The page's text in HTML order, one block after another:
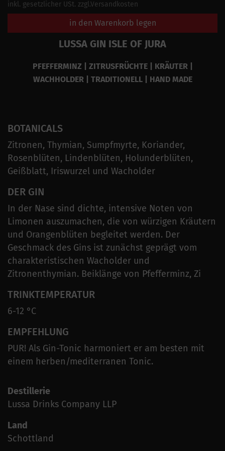
inkl. gesetzlicher USt. zzgl.Versandkosten
in den Warenkorb legen
LUSSA GIN ISLE OF JURA
PFEFFERMINZ | ZITRUSFRÜCHTE | KRÄUTER |
WACHHOLDER | TRADITIONELL | HAND MADE
BOTANICALS
Zitronen, Thymian, Sumpfmyrte, Koriander,
Rosenblüten, Lindenblüten, Holunderblüten,
Geißblatt, Iriswurzel und Wacholder
DER GIN
In der Nase sind dichte, intensive Noten von
Limonen auszumachen, die von würzigen Kräutern
und Orangenblüten begleitet werden. Der
Geschmack des Gins ist zunächst geprägt vom
charakteristischen Wacholder und
Zitronenthymian. Beiklänge von Pfefferminz, Zi
TRINKTEMPERATUR
6-12 °C
EMPFEHLUNG
PUR! Als Gin-Tonic harmoniert er am besten mit
einem herben/mediterranen Tonic.
Destillerie
Lussa Drinks Company LLP
Land
Schottland